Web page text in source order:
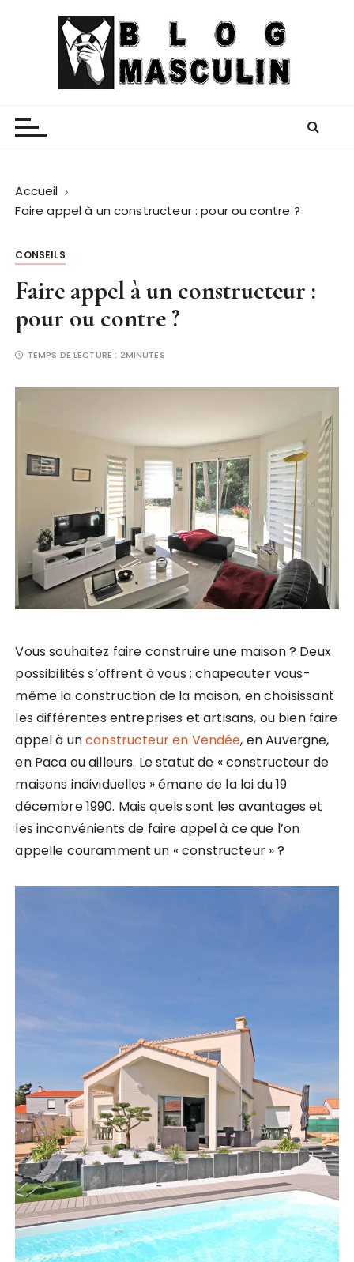
Accueil
Faire appel à un constructeur : pour ou contre ?
CONSEILS
Faire appel à un constructeur :
pour ou contre ?
TEMPS DE LECTURE : 2MINUTES
Vous souhaitez faire construire une maison ? Deux
possibilités s’offrent à vous : chapeauter vous-
même la construction de la maison, en choisissant
les différentes entreprises et artisans, ou bien faire
appel à unconstructeur en Vendée, en Auvergne,
en Paca ou ailleurs. Le statut de « constructeur de
maisons individuelles » émane de la loi du 19
décembre 1990. Mais quels sont les avantages et
les inconvénients de faire appel à ce que l’on
appelle couramment un « constructeur » ?